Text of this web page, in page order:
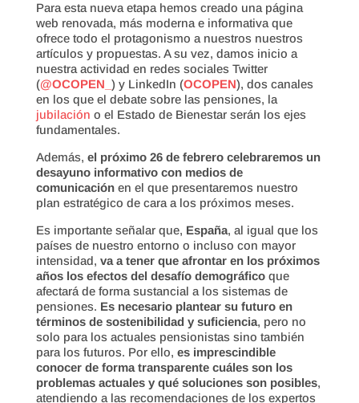
Para esta nueva etapa hemos creado una página
web renovada, más moderna e informativa que
ofrece todo el protagonismo a nuestros nuestros
artículos y propuestas. A su vez, damos inicio a
nuestra actividad en redes sociales Twitter
(@OCOPEN_ ) y LinkedIn (OCOPEN), dos canales
en los que el debate sobre las pensiones, la
jubilación o el Estado de Bienestar serán los ejes
fundamentales.
Además, el próximo 26 de febrero celebraremos un
desayuno informativo con medios de
comunicaciónen el que presentaremos nuestro
plan estratégico de cara a los próximos meses.
Es importante señalar que, España, al igual que los
países de nuestro entorno o incluso con mayor
intensidad, va a tener que afrontar en los próximos
años los efectos del desafío demográficoque
afectará de forma sustancial a los sistemas de
pensiones. Es necesario plantear su futuro en
términos de sostenibilidad y suficiencia, pero no
solo para los actuales pensionistas sino también
para los futuros. Por ello, es imprescindible
conocer de forma transparente cuáles son los
problemas actuales y qué soluciones son posibles,
atendiendo a las recomendaciones de los expertos